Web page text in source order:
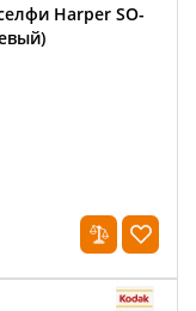
Harper SO-